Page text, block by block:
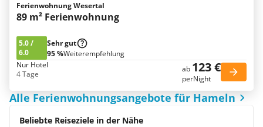
Ferienwohnung Wesertal
89 m² Ferienwohnung
5.0/
6.0
Sehr gut
95 %Weiterempfehlung
Nur Hotel
4 Tage
ab 123 €
perNight
Alle Ferienwohnungsangebote für Hameln
Beliebte Reiseziele in der Nähe